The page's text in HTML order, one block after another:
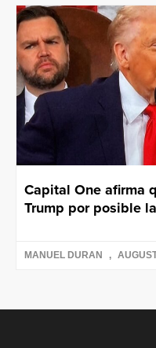
Capital One afirma
Trump por posible
MANUEL DURAN